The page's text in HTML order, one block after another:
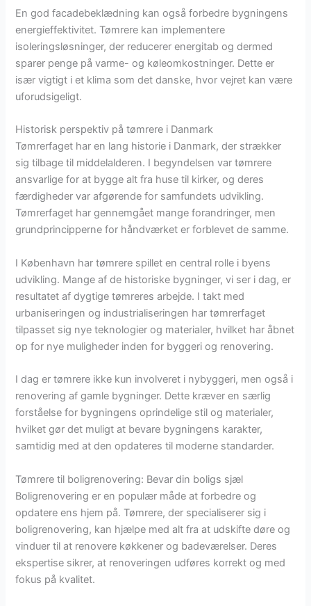
En god facadebeklædning kan også forbedre bygningens
energieffektivitet. Tømrere kan implementere
isoleringsløsninger, der reducerer energitab og dermed
sparer penge på varme- og køleomkostninger. Dette er
især vigtigt i et klima som det danske, hvor vejret kan være
uforudsigeligt.
Historisk perspektiv på tømrere i Danmark
Tømrerfaget har en lang historie i Danmark, der strækker
sig tilbage til middelalderen. I begyndelsen var tømrere
ansvarlige for at bygge alt fra huse til kirker, og deres
færdigheder var afgørende for samfundets udvikling.
Tømrerfaget har gennemgået mange forandringer, men
grundprincipperne for håndværket er forblevet de samme.
I København har tømrere spillet en central rolle i byens
udvikling. Mange af de historiske bygninger, vi ser i dag, er
resultatet af dygtige tømreres arbejde. I takt med
urbaniseringen og industrialiseringen har tømrerfaget
tilpasset sig nye teknologier og materialer, hvilket har åbnet
op for nye muligheder inden for byggeri og renovering.
I dag er tømrere ikke kun involveret i nybyggeri, men også i
renovering af gamle bygninger. Dette kræver en særlig
forståelse for bygningens oprindelige stil og materialer,
hvilket gør det muligt at bevare bygningens karakter,
samtidig med at den opdateres til moderne standarder.
Tømrere til boligrenovering: Bevar din boligs sjæl
Boligrenovering er en populær måde at forbedre og
opdatere ens hjem på. Tømrere, der specialiserer sig i
boligrenovering, kan hjælpe med alt fra at udskifte døre og
vinduer til at renovere køkkener og badeværelser. Deres
ekspertise sikrer, at renoveringen udføres korrekt og med
fokus på kvalitet.